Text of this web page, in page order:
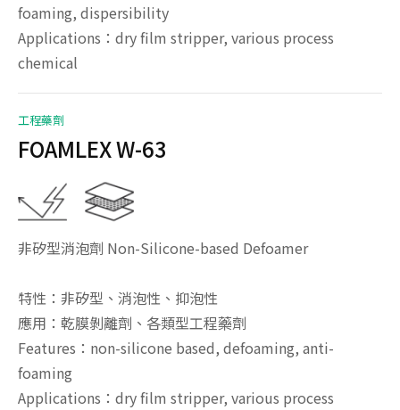
foaming, dispersibility
Applications：dry film stripper, various process
chemical
工程藥劑
FOAMLEX W-63
非矽型消泡劑 Non-Silicone-based Defoamer
特性：非矽型、消泡性、抑泡性
應用：乾膜剝離劑、各類型工程藥劑
Features：non-silicone based, defoaming, anti-
foaming
Applications：dry film stripper, various process